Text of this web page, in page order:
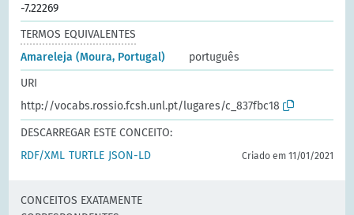
-7.22269
TERMOS EQUIVALENTES
Amareleja (Moura, Portugal)
português
URI
http://vocabs.rossio.fcsh.unl.pt/lugares/c_837fbc18
DESCARREGAR ESTE CONCEITO:
RDF/XML TURTLE JSON-LD Criado em 11/01/2021
CONCEITOS EXATAMENTE